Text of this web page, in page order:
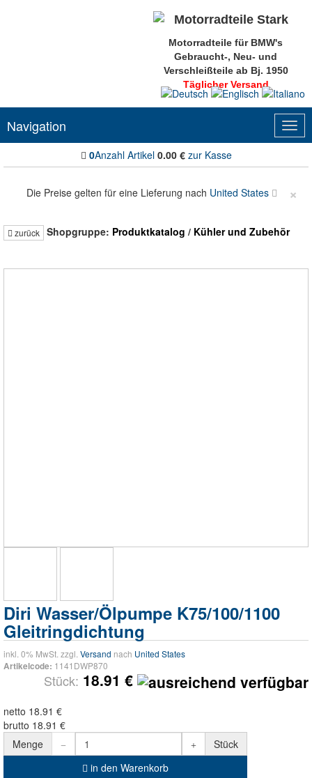
Motorradteile für BMW's
Gebraucht-, Neu- und
Verschleißteile ab Bj. 1950
Täglicher Versand
Navigation
0Anzahl Artikel 0.00€ zur Kasse
Die Preise gelten für eine Lieferung nach United States ×
zurück Shopgruppe: Produktkatalog / Kühler und Zubehör
Diri Wasser/Ölpumpe K75/100/1100
Gleitringdichtung
inkl. 0% MwSt. zzgl. Versand nach United States
Artikelcode: 1141DWP870
Stück: 18.91 €
netto 18.91 €
brutto 18.91 €
Menge
Stück
in den Warenkorb